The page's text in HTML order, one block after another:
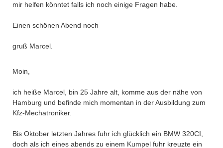
mir helfen könntet falls ich noch einige Fragen habe.
Einen schönen Abend noch
gruß Marcel.
Moin,
ich heiße Marcel, bin 25 Jahre alt, komme aus der nähe von
Hamburg und befinde mich momentan in der Ausbildung zum
Kfz-Mechatroniker.
Bis Oktober letzten Jahres fuhr ich glücklich ein BMW 320CI,
doch als ich eines abends zu einem Kumpel fuhr kreuzte ein